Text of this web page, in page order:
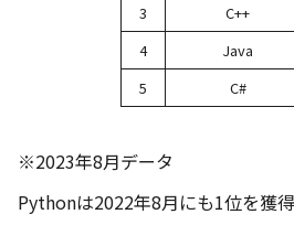
3
C++
4
Java
5
C#
※2023年8月データ
Pythonは2022年8月にも1位を獲